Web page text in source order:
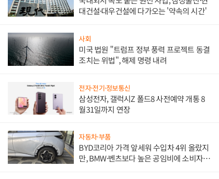
대건설·대우건설에 다가오는 '약속의 시간'
사회
미국 법원 "트럼프 정부 풍력 프로젝트 동결
조치는 위법", 해제 명령 내려
전자·전기·정보통신
삼성전자, 갤럭시Z 폴드8 사전예약 개통 8
월31일까지 연장
자동차·부품
BYD코리아 가격 앞세워 수입차 4위 올랐지
만, BMW·벤츠보다 높은 공임비에 소비자